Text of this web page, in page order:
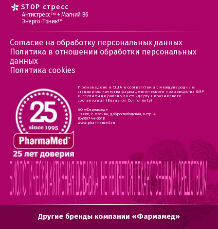
STOP стресс
Антистресс™ + Магний В6
Энерго-Тоник™
Согласие на обработку персональных данных
Политика в отношении обработки персональных
данных
Политика cookies
Произведено в США в соответствии с международным
стандартом качества фармацевтического производства GMP
и сертифицировано по стандарту Евразийского
соответствия (Eurasion Conformity)
АО «Фармамед»
105066, г. Москва, Доброслободская, 8 стр. 4
8(495) 744-0618
www.pharmamed.ru
Другие бренды компании «Фармамед»